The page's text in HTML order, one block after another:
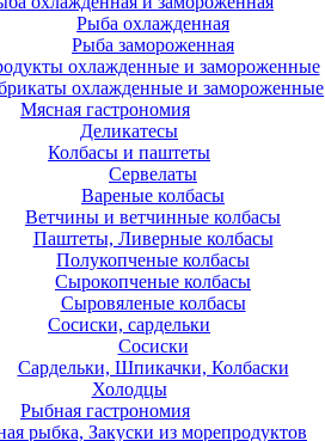
Рыба охлажденная
Рыба замороженная
охлажденные и замороженные
охлажденные и замороженные
Мясная гастрономия
Деликатесы
Колбасы и паштеты
Сервелаты
Вареные колбасы
Ветчины и ветчинные колбасы
Паштеты, Ливерные колбасы
Полукопченые колбасы
Сырокопченые колбасы
Сыровяленые колбасы
Сосиски, сардельки
Сосиски
Сардельки, Шпикачки, Колбаски
Холодцы
Рыбная гастрономия
рыбка, Закуски из морепродуктов